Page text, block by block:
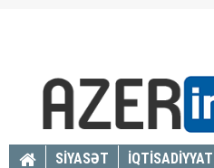
SİYASƏT İQTİSADİYYAT